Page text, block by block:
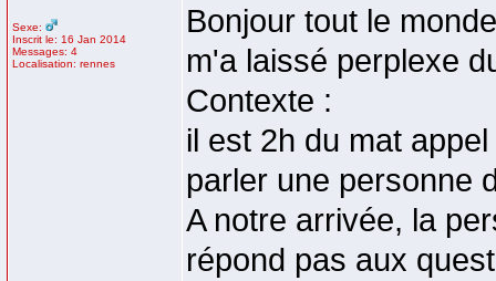
Sexe:
Inscrit le: 16 Jan 2014
Messages: 4
Localisation: rennes
Bonjour tout le
m'a laissé perplexe
Contexte :
il est 2h du mat
parler une personne
A notre arrivée, la
répond pas aux